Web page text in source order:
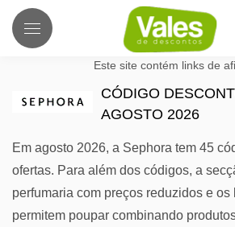
Este site contém links de
CÓDIGO
AGOSTO 2026
Em agosto 2026, a Sephora tem 45
ofertas. Para além dos códigos, a
perfumaria com preços reduzidos e
permitem poupar combinando